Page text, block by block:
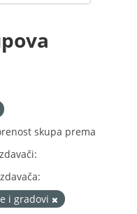
skupa prema
i gradovi